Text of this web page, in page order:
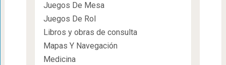
Juegos De Mesa
Juegos De Rol
Libros y obras de consulta
Mapas Y Navegación
Medicina